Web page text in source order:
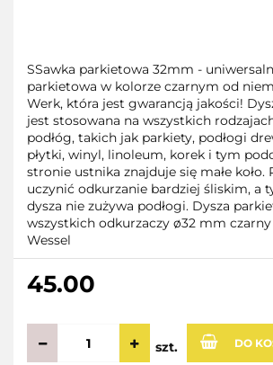
SSawka parkietowa 32mm -
parkietowa w kolorze czarnym od
Werk, która jest gwarancją jakości!
jest stosowana na wszystkich
podłóg, takich jak parkiety, podłogi
płytki, winyl, linoleum, korek i tym
stronie ustnika znajduje się małe koło.
uczynić odkurzanie bardziej śliskim, a
dysza nie zużywa podłogi. Dysza
wszystkich odkurzaczy ø32 mm
Wessel
45.00
szt. DO